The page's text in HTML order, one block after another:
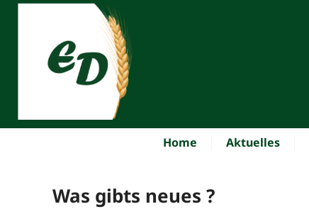
Home Aktuelles
Was gibts neues ?